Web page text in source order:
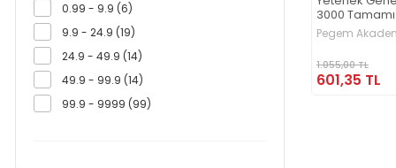
0.99 - 9.9 (6)
9.9 - 24.9 (19)
24.9 - 49.9 (14)
49.9 - 99.9 (14)
99.9 - 9999 (99)
3000
Soru Bankası
Yetenek
Çözümlü 5
Pegem
1.055,00 TL
601,35 TL